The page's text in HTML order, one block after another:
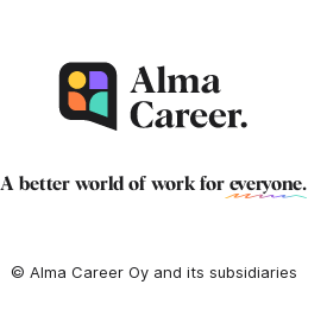
A better world of work for everyone.
© Alma Career Oy and its subsidiaries